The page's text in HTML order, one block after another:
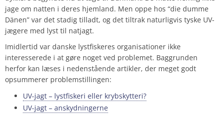
jage om natten i deres hjemland. Men oppe hos “die dumme
Dänen” var det stadig tilladt, og det tiltrak naturligvis tyske UV-
jægere med lyst til natjagt.
Imidlertid var danske lystfiskeres organisationer ikke
interesserede i at gøre noget ved problemet. Baggrunden
herfor kan læses i nedenstående artikler, der meget godt
opsummerer problemstillingen:
UV-jagt – lystfiskeri eller krybskytteri?
UV-jagt – anskydningerne